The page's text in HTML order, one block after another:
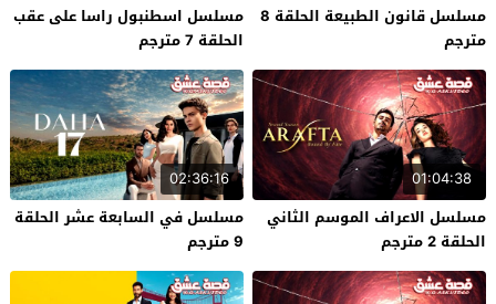
مسلسل قانون الطبيعة الحلقة 8
مترجم
مسلسل اسطنبول راسا على عقب
الحلقة 7 مترجم
01:04:38
مسلسل الاعراف الموسم الثاني
الحلقة 2 مترجم
02:36:16
مسلسل في السابعة عشر الحلقة
9 مترجم